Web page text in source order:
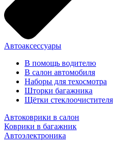
Автоаксессуары
В помощь водителю
В салон автомобиля
Наборы для техосмотра
Шторки багажника
Щётки стеклоочистителя
Автоковрики в салон
Коврики в багажник
Автоэлектроника